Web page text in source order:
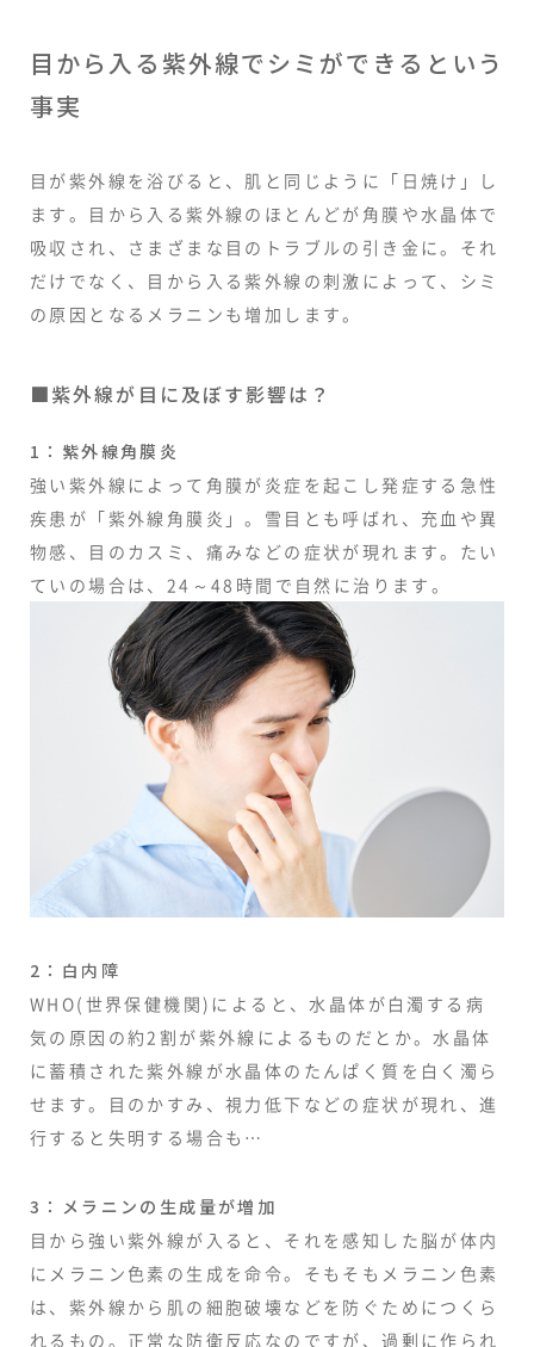
目から入る紫外線でシミができるという
事実
目が紫外線を浴びると、肌と同じように「日焼け」し
ます。目から入る紫外線のほとんどが角膜や水晶体で
吸収され、さまざまな目のトラブルの引き金に。それ
だけでなく、目から入る紫外線の刺激によって、シミ
の原因となるメラニンも増加します。
■紫外線が目に及ぼす影響は？
1：紫外線角膜炎
強い紫外線によって角膜が炎症を起こし発症する急性
疾患が「紫外線角膜炎」。雪目とも呼ばれ、充血や異
物感、目のカスミ、痛みなどの症状が現れます。たい
ていの場合は、24～48時間で自然に治ります。
2：白内障
WHO(世界保健機関)によると、水晶体が白濁する病
気の原因の約2割が紫外線によるものだとか。水晶体
に蓄積された紫外線が水晶体のたんぱく質を白く濁ら
せます。目のかすみ、視力低下などの症状が現れ、進
行すると失明する場合も…
3：メラニンの生成量が増加
目から強い紫外線が入ると、それを感知した脳が体内
にメラニン色素の生成を命令。そもそもメラニン色素
は、紫外線から肌の細胞破壊などを防ぐためにつくら
れるもの。正常な防衛反応なのですが、過剰に作られ